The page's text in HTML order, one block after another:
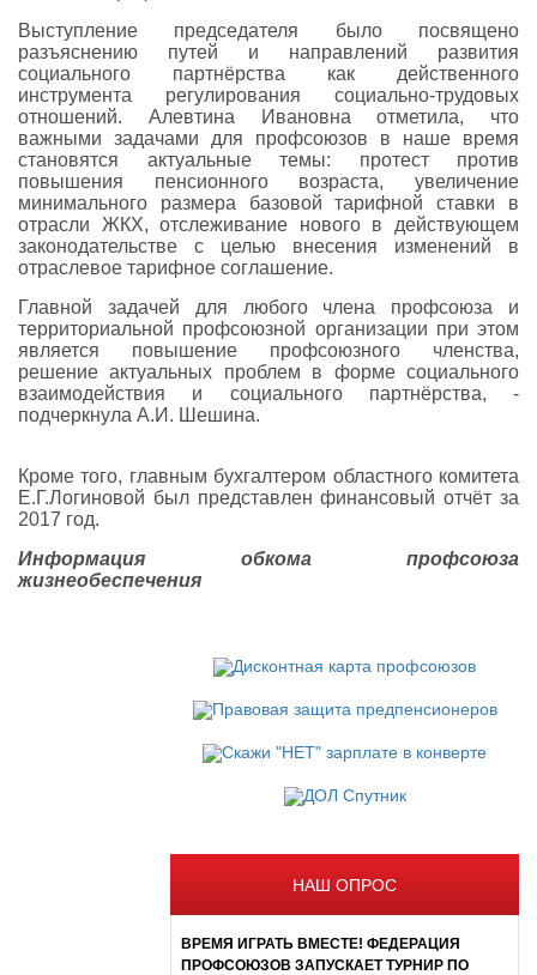
Выступление председателя было посвящено
разъяснению путей и направлений развития
социального партнёрства как действенного
инструмента регулирования социально-трудовых
отношений. Алевтина Ивановна отметила, что
важными задачами для профсоюзов в наше время
становятся актуальные темы: протест против
повышения пенсионного возраста, увеличение
минимального размера базовой тарифной ставки в
отрасли ЖКХ, отслеживание нового в действующем
законодательстве с целью внесения изменений в
отраслевое тарифное соглашение.
Главной задачей для любого члена профсоюза и
территориальной профсоюзной организации при этом
является повышение профсоюзного членства,
решение актуальных проблем в форме социального
взаимодействия и социального партнёрства, -
подчеркнула А.И. Шешина.
Кроме того, главным бухгалтером областного комитета
Е.Г.Логиновой был представлен финансовый отчёт за
2017 год.
Информация обкома профсоюза
жизнеобеспечения
НАШ ОПРОС
ВРЕМЯ ИГРАТЬ ВМЕСТЕ! ФЕДЕРАЦИЯ
ПРОФСОЮЗОВ ЗАПУСКАЕТ ТУРНИР ПО